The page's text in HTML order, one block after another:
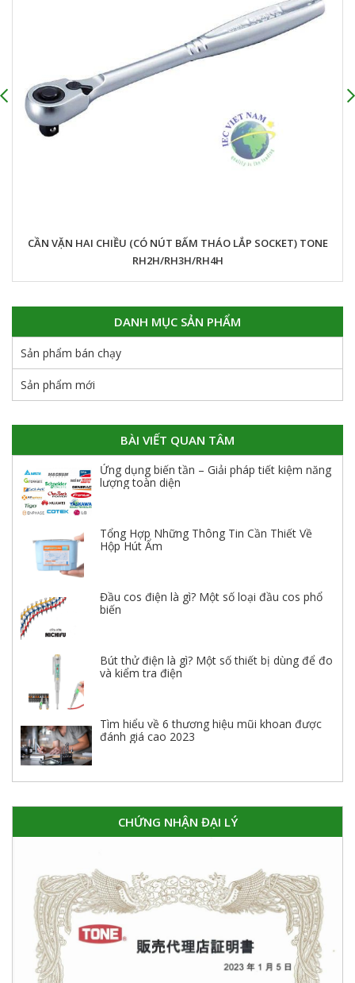
CẦN VẶN HAI CHIỀU (CÓ NÚT BẤM THÁO LẮP SOCKET) TONE
RH2H/RH3H/RH4H
DANH MỤC SẢN PHẨM
Sản phẩm bán chạy
Sản phẩm mới
BÀI VIẾT QUAN TÂM
Ứng dụng biến tần – Giải pháp tiết kiệm năng
lượng toàn diện
Tổng Hợp Những Thông Tin Cần Thiết Về
Hộp Hút Ẩm
Đầu cos điện là gì? Một số loại đầu cos phổ
biến
Bút thử điện là gì? Một số thiết bị dùng để đo
và kiểm tra điện
Tìm hiểu về 6 thương hiệu mũi khoan được
đánh giá cao 2023
CHỨNG NHẬN ĐẠI LÝ